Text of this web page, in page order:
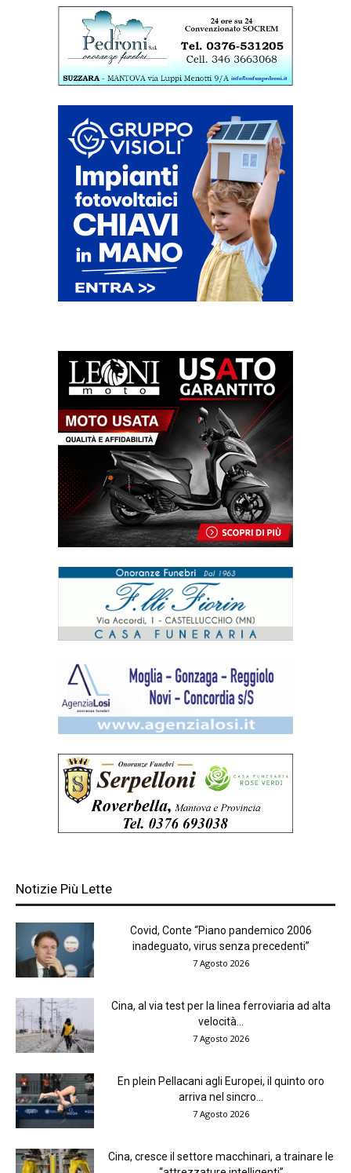
Notizie Più Lette
Covid, Conte “Piano pandemico 2006
inadeguato, virus senza precedenti”
7 Agosto 2026
Cina, al via test per la linea ferroviaria ad alta
velocità...
7 Agosto 2026
En plein Pellacani agli Europei, il quinto oro
arriva nel sincro...
7 Agosto 2026
Cina, cresce il settore macchinari, a trainare le